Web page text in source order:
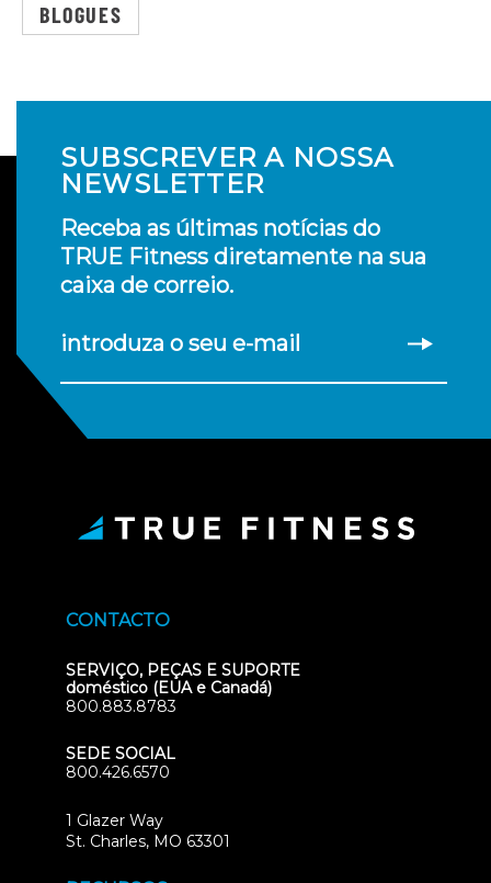
BLOGUES
SUBSCREVER A NOSSA
NEWSLETTER
Receba as últimas notícias do
TRUE Fitness diretamente na sua
caixa de correio.
introduza o seu e-mail
CONTACTO
SERVIÇO, PEÇAS E SUPORTE
doméstico (EUA e Canadá)
800.883.8783
SEDE SOCIAL
800.426.6570
1 Glazer Way
St. Charles, MO 63301